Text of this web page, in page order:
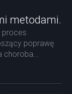
metodami.
proces
poprawę
choroba...